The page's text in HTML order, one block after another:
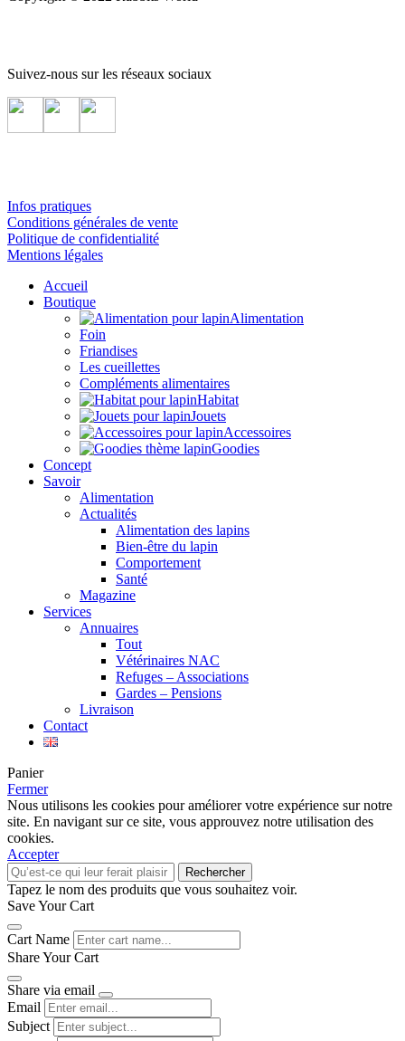
Suivez-nous sur les réseaux sociaux
Infos pratiques
Conditions générales de vente
Politique de confidentialité
Mentions légales
Accueil
Boutique
Alimentation
Foin
Friandises
Les cueillettes
Compléments alimentaires
Habitat
Jouets
Accessoires
Goodies
Concept
Savoir
Alimentation
Actualités
Alimentation des lapins
Bien-être du lapin
Comportement
Santé
Magazine
Services
Annuaires
Tout
Vétérinaires NAC
Refuges – Associations
Gardes – Pensions
Livraison
Contact
Panier
Fermer
Nous utilisons les cookies pour améliorer votre expérience sur notre
site. En navigant sur ce site, vous approuvez notre utilisation des
cookies.
Accepter
Rechercher
Tapez le nom des produits que vous souhaitez voir.
Save Your Cart
Cart Name
Share Your Cart
Share via email
Email
Subject